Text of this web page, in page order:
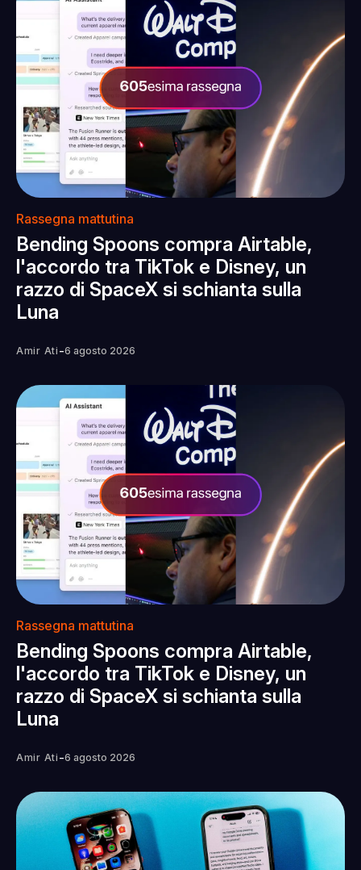
Rassegna mattutina
Bending Spoons compra Airtable,
l'accordo tra TikTok e Disney, un
razzo di SpaceX si schianta sulla
Luna
Amir Ati -6 agosto 2026
Rassegna mattutina
Bending Spoons compra Airtable,
l'accordo tra TikTok e Disney, un
razzo di SpaceX si schianta sulla
Luna
Amir Ati -6 agosto 2026